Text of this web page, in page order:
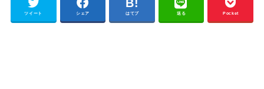
ツイート シェア はてブ 送る Pocket